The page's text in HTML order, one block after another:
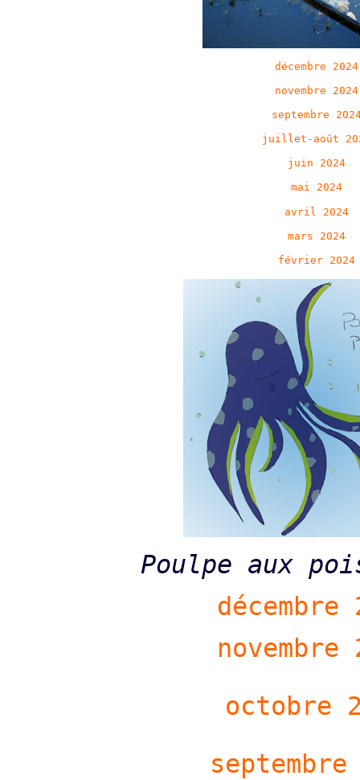
décembre 2024
novembre 2024
septembre
juillet-août
juin 2024
mai 2024
avril 2024
mars 2024
février 2024
Poulpe aux
décembre
novembre
octobre
septembre